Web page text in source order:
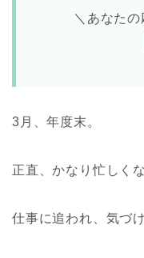
＼あなた
3月、年度末。
正直、かなり忙しく
仕事に追われ、気づ